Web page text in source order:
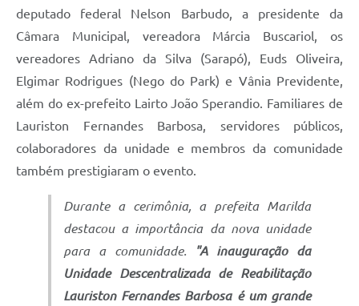
deputado federal Nelson Barbudo, a presidente da
Câmara Municipal, vereadora Márcia Buscariol, os
vereadores Adriano da Silva (Sarapó), Euds Oliveira,
Elgimar Rodrigues (Nego do Park) e Vânia Previdente,
além do ex-prefeito Lairto João Sperandio. Familiares de
Lauriston Fernandes Barbosa, servidores públicos,
colaboradores da unidade e membros da comunidade
também prestigiaram o evento.
Durante a cerimônia, a prefeita Marilda
destacou a importância da nova unidade
para a comunidade.
"A inauguração da
Unidade Descentralizada de Reabilitação
Lauriston Fernandes Barbosa é um grande